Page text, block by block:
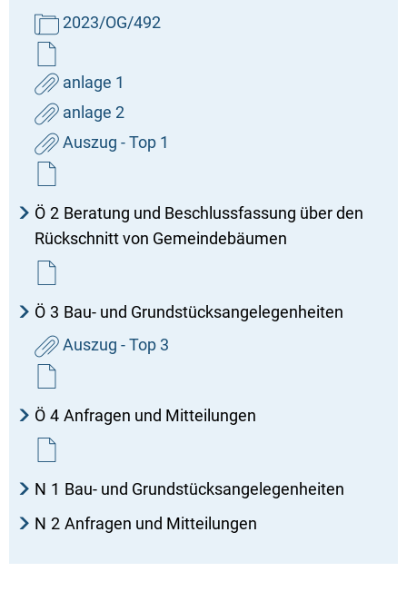
2023/OG/492
anlage 1
anlage 2
Auszug - Top 1
Ö 2 Beratung und Beschlussfassung über den
Rückschnitt von Gemeindebäumen
Ö 3 Bau- und Grundstücksangelegenheiten
Auszug - Top 3
Ö 4 Anfragen und Mitteilungen
N 1 Bau- und Grundstücksangelegenheiten
N 2 Anfragen und Mitteilungen